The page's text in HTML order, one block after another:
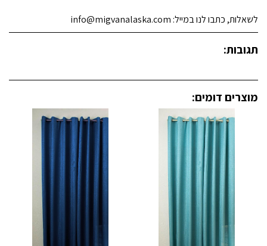
לשאלות, כתבו לנו במייל: info@migvanalaska.com
תגובות:
מוצרים דומים: